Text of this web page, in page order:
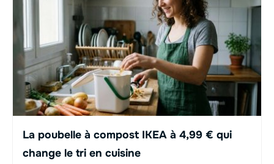
La poubelle à compost IKEA à 4,99 € qui
change le tri en cuisine